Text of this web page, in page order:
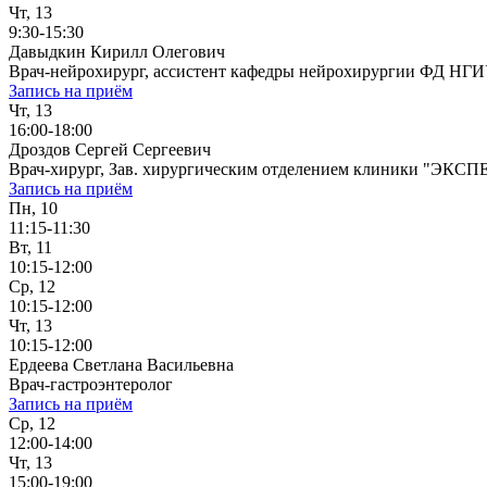
Чт, 13
9:30-15:30
Давыдкин Кирилл Олегович
Врач-нейрохирург, ассистент кафедры нейрохирургии ФД
Запись на приём
Чт, 13
16:00-18:00
Дроздов Сергей Сергеевич
Врач-хирург, Зав. хирургическим отделением клиники
Запись на приём
Пн, 10
11:15-11:30
Вт, 11
10:15-12:00
Ср, 12
10:15-12:00
Чт, 13
10:15-12:00
Ердеева Светлана Васильевна
Врач-гастроэнтеролог
Запись на приём
Ср, 12
12:00-14:00
Чт, 13
15:00-19:00